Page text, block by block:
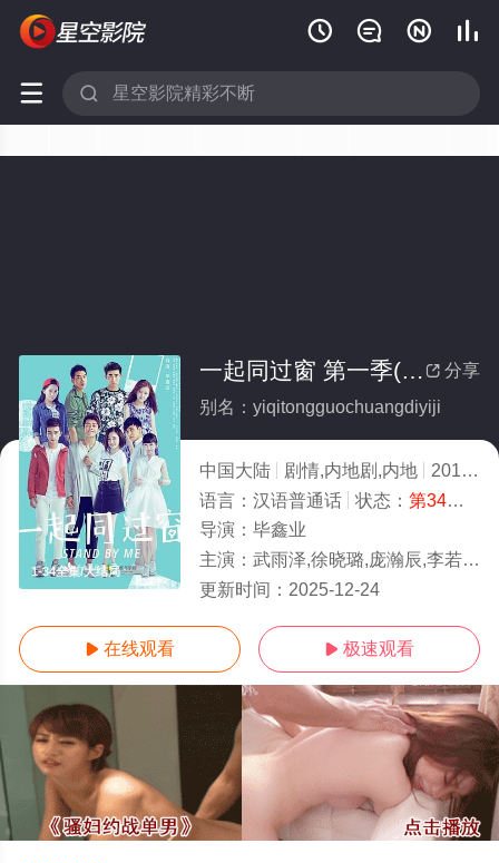
   
 
1-34全集/大结局
 分享
一起同过窗 第一季(全集)
别名：yiqitongguochuangdiyiji
中国大陆 剧情,内地剧,内地 2016
语言： 汉语普通话 状态： 第34集完结
导演： 毕鑫业
主演： 武雨泽,徐晓璐,庞瀚辰,李若嘉,于翔,桑砚,应岱臻,丁翔南,李川,陈汛,李栋,刘轩,俞思远,付美,邵嘉,顾睿涛,潘一飞,李斌,梅年佳,李
更新时间： 2025-12-24
 在线观看  极速观看